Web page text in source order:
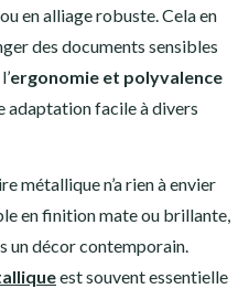
en alliage robuste. Cela en
des documents sensibles
ergonomie et polyvalence
adaptation facile à divers
métallique n’a rien à envier
en finition mate ou brillante,
un décor contemporain.
est souvent essentielle